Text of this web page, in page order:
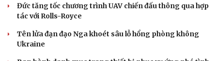
Cải chính
Đức tăng tốc chương trình UAV chiến đấu thông qua hợp
tác với Rolls-Royce
Tên lửa đạn đạo Nga khoét sâu lỗ hổng phòng không
Ukraine